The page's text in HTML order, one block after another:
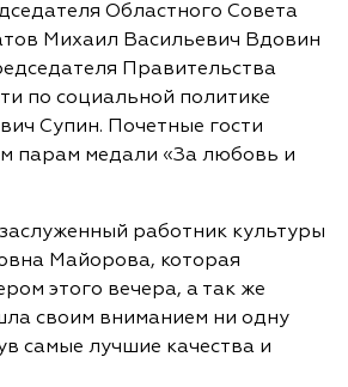
Областного Совета
Михаил Васильевич Вдовин
Правительства
по социальной политике
Супин. Почетные гости
парам медали «За любовь и
работник культуры
Майорова, которая
этого вечера, а так же
своим вниманием ни одну
самые лучшие качества и